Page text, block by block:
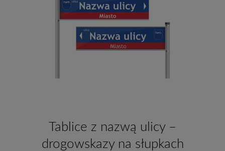
Tablice z nazwą ulicy –
drogowskazy na słupkach